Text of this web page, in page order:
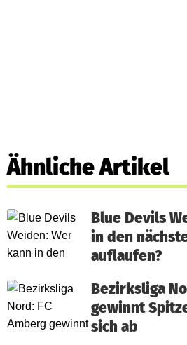
Ähnliche Artikel
Blue Devils
in den
auflaufen?
Bezirksliga
gewinnt
sich ab